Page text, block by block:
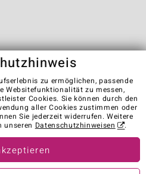
Cookies
Impressum
Vertrag widerrufen
in other countries:
zu ermöglichen, passende
Websitefunktionalität zu messen,
Cookies. Sie können durch den
aller Cookies zustimmen oder
Sie jederzeit widerrufen. Weitere
unseren Datenschutzhinweisen .